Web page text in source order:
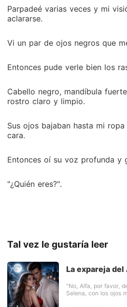
Parpadeé varias veces y mi
aclararse.
Vi un par de ojos negros que
Entonces pude verle bien los
Cabello negro, mandíbula
rostro claro y limpio.
Sus ojos bajaban hasta mi
cara.
Entonces oí su voz profunda y
"¿Quién eres?".
Tal vez le gustaría leer
La expareja del
"No, Alfa, por favor,
Selena, con los ojos